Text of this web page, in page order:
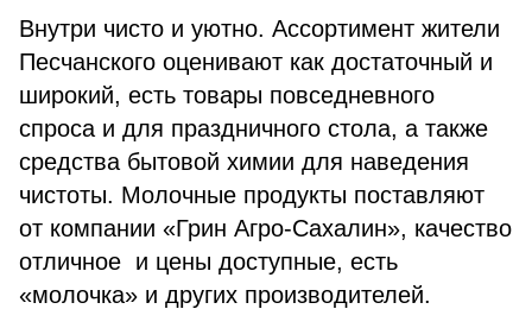
Внутри чисто и уютно. Ассортимент жители
Песчанского оценивают как достаточный и
широкий, есть товары повседневного
спроса и для праздничного стола, а также
средства бытовой химии для наведения
чистоты. Молочные продукты поставляют
от компании «Грин Агро-Сахалин», качество
отличное и цены доступные, есть
«молочка» и других производителей.